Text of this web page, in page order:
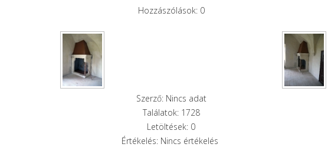
Hozzászólások: 0
Szerző: Nincs adat
Találatok: 1728
Letöltések: 0
Értékelés: Nincs értékelés